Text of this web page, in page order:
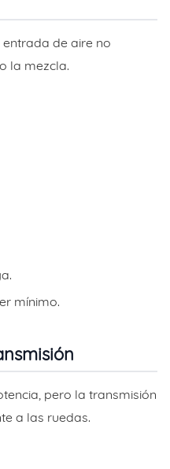
de aire no
la mezcla.
mínimo.
pero la transmisión
a las ruedas.